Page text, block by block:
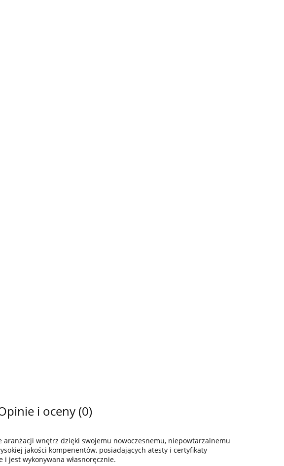
i oceny (0)
aranżacji wnętrz dzięki swojemu nowoczesnemu, niepowtarzalnemu
jakości kompenentów, posiadających atesty i certyfikaty
i jest wykonywana własnoręcznie.